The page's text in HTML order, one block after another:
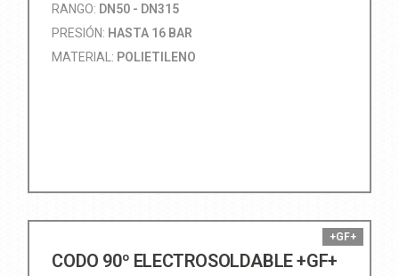
RANGO: DN50 - DN315
PRESIÓN: HASTA 16 BAR
MATERIAL: POLIETILENO
CODO 90º ELECTROSOLDABLE +GF+
+GF+